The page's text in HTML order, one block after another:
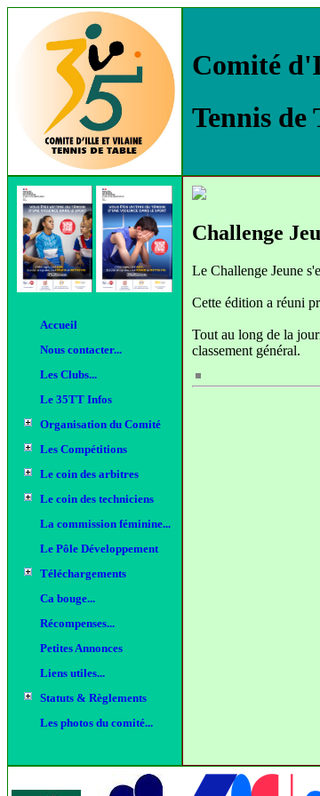
Comité
Tennis de
Accueil
Nous contacter...
Les Clubs...
Le 35TT Infos
Organisation du Comité
Les Compétitions
Le coin des arbitres
Le coin des techniciens
La commission féminine...
Le Pôle Développement
Téléchargements
Ca bouge...
Récompenses...
Petites Annonces
Liens utiles...
Statuts & Règlements
Les photos du comité...
Challenge
Le Challenge Jeune
Cette édition a réuni
Tout au long de la
classement général.